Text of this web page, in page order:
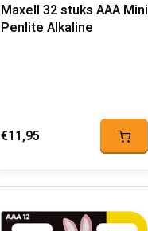
Maxell 32 stuks AAA Mini
Penlite Alkaline
€11,95